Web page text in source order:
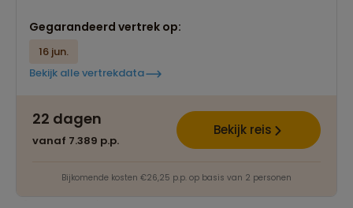
Gegarandeerd vertrek op:
16 jun.
Bekijk alle vertrekdata
22 dagen
vanaf 7.389 p.p.
Bekijk reis
Bijkomende kosten €26,25 p.p. op basis van 2 personen